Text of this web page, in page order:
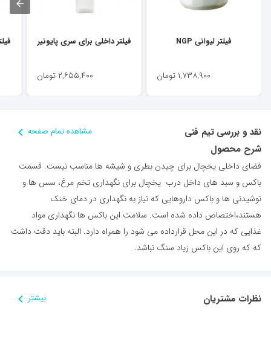
فیلتر لیوانی NGP
۱,۷۳۸,۹۰۰ تومان
فیلتر داخلی برای سری پایونیر
۲,۶۵۵,۴۰۰ تومان
نقد و بررسی تیم فنی مشاهده تمام صفحه
شرح محصول
فضای داخلی یخچال برای چیدن بطری و شیشه ها مناسب نیست. قسمت
باکس و سبد های داخل درب یخچال برای نگهداری تخم مرغ، سس ها و
نوشیدنی ها و باکس داروهایی که نیاز به نگهداری در دمای خنک
هستند،اختصاص داده شده است. سلامت این باکس ها نگهداری مواد
غذایی که در این محل قرارداده می شود را همراه دارد. البته باید دقت داشت
که که روی این باکس زیاد سنگ نباشد.
نظرات مشتریان بیشتر